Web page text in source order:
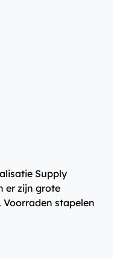
Supply
er zijn grote
stapelen